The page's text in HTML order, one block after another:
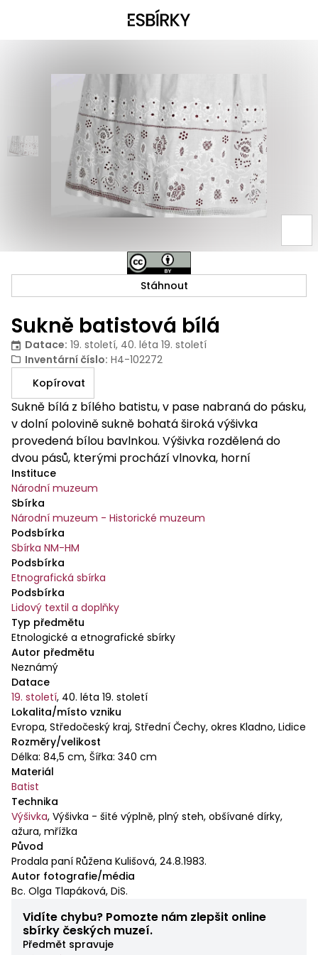
Sukně batistová bílá
Datace: 19. století, 40. léta 19. století
Inventární číslo: H4-102272
Kopírovat
Sukně bílá z bílého batistu, v pase nabraná do pásku,
v dolní polovině sukně bohatá široká výšivka
provedená bílou bavlnkou. Výšivka rozdělená do
dvou pásů, kterými prochází vlnovka, horní
chrpovité a hvězdicovité kytičky a stylizovaná
granátová jablíčka, pak široký pruh, kde z vlnovky
vyrůstají exotické květy; granátová jablíčka, jejichž
středy jsou prolamovaně vyšité. Na okraji bohatá
mřížka. Vyšívané ažury. Ve svatebním oblečení
nevěsty a ženicha se uplatňovaly tradiční starší typy
oděvu a krojových prvků, které ukazovaly jejich
mravopočestnost i místní kulturní identitu a
přispívaly ke zvýraznění mimořádnosti a
slavnostnosti očekávané události. Některé oděvní
součástky, jejich materiál, způsob zhotovení, barvy
nebo rostlinné doplňky, byly poplatné přírodně
magickým symbolizacím a pověrečným
představám, jejichž stopy nacházíme i ve folkloru.
Instituce
Národní muzeum
Sbírka
Národní muzeum - Historické muzeum
Podsbírka
Sbírka NM-HM
Podsbírka
Etnografická sbírka
Podsbírka
Lidový textil a doplňky
Typ předmětu
Etnologické a etnografické sbírky
Autor předmětu
Neznámý
Datace
19. století, 40. léta 19. století
Lokalita/místo vzniku
Evropa, Středočeský kraj, Střední Čechy, okres Kladno, Lidice
Rozměry/velikost
Délka: 84,5 cm, Šířka: 340 cm
Materiál
Batist
Technika
Výšivka, Výšivka - šité výplně, plný steh, obšívané dírky,
ažura, mřížka
Původ
Prodala paní Růžena Kulišová, 24.8.1983.
Autor fotografie/média
Bc. Olga Tlapáková, DiS.
Vidíte chybu? Pomozte nám zlepšit online
sbírky českých muzeí.
Předmět spravuje
Stáhnout